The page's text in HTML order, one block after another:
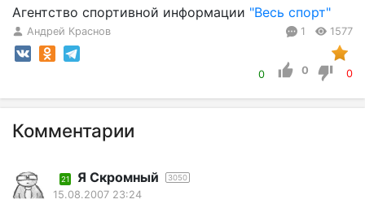
Агентство спортивной информации "Весь спорт"
Андрей Краснов 1 1577
0 0 0
Комментарии
21 Я Скромный 3050
15.08.2007 23:24